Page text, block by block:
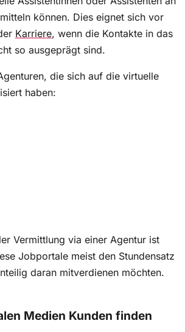
können. Dies eignet sich vor
Karriere, wenn die Kontakte in das
so ausgeprägt sind.
die sich auf die virtuelle
haben:
Vermittlung via einer Agentur ist
Jobportale meist den Stundensatz
daran mitverdienen möchten.
Medien Kunden finden